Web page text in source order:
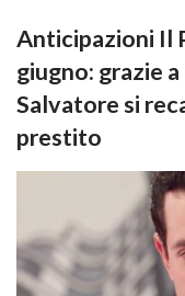
Anticipazioni Il
giugno: grazie
Salvatore si
prestito